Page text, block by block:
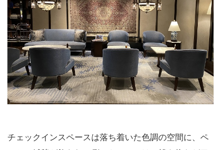
チェックインスペースは落ち着いた色調の空間に、ペ